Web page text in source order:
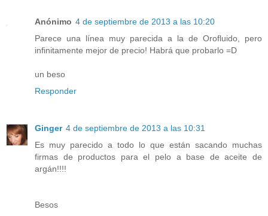
Anónimo 4 de septiembre de 2013 a las 10:20
Parece una línea muy parecida a la de Orofluido, pero
infinitamente mejor de precio! Habrá que probarlo =D
un beso
Responder
Ginger 4 de septiembre de 2013 a las 10:31
Es muy parecido a todo lo que están sacando muchas
firmas de productos para el pelo a base de aceite de
argán!!!!
Besos